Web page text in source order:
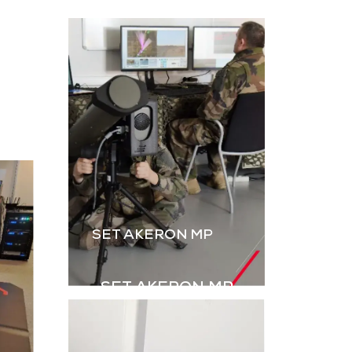
la
simulation est
essentielle. Le B2M-GR
de GDI Simulation,
enrichi par l’intégration
des grenades,
renforce le réalisme
des exercices Live.
Télécharger la
plaquette
SET AKERON MP
SET AKERON MP
pour l’entraînement